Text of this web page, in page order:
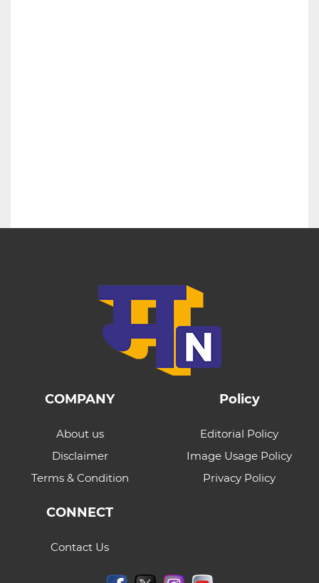
COMPANY
About us
Disclaimer
Terms & Condition
Policy
Editorial Policy
Image Usage Policy
Privacy Policy
CONNECT
Contact Us